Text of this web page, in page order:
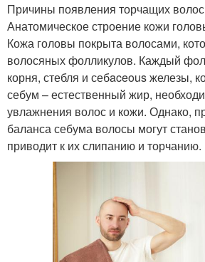
Причины появления торчащих
Анатомическое строение кожи
Кожа головы покрыта волосами,
волосяных фолликулов. Каждый
корня, стебля и себaceous железы,
себум – естественный жир,
увлажнения волос и кожи. Однако,
баланса себума волосы могут
приводит к их слипанию и торчанию.